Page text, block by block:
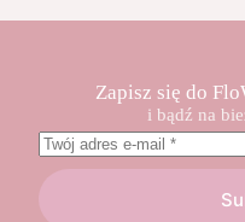
Zapisz się do
i bądź na